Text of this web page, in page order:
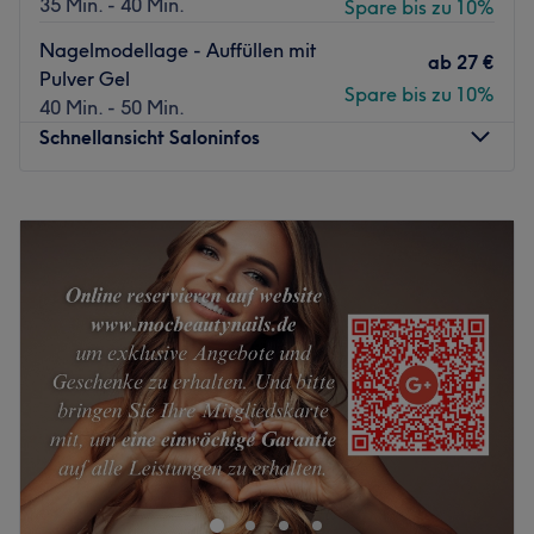
Was uns an dem Salon gefällt:
Atmosphäre: Freundlich, gepflegt, modern.
Expertise: Nagelmodellage und Designs.
Extras: Kostenlose Getränke.
35 Min. - 40 Min.
Spare bis zu 10%
Nagelmodellage - Auffüllen mit
Pulver Gel
40 Min. - 50 Min.
ab 27 €
Spare bis zu 10%
Schnellansicht Saloninfos
Donnerstag
Freitag
09:00–20:00
Samstag
09:00–20:00
Sonntag
Geschlossen
Willkommen im Beauty Box in München-Ludwigsvorstadt,
deinem neuen Lieblingsort für gepflegte Nägel, kreative
Designs und entspannte Me-Time. Ob du Lust auf ein
frisches Gel-Set, detailverliebte Nail Art oder eine